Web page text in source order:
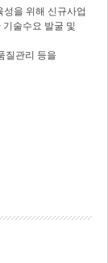
을 위해 신규사업
술수요 발굴 및
질관리 등을